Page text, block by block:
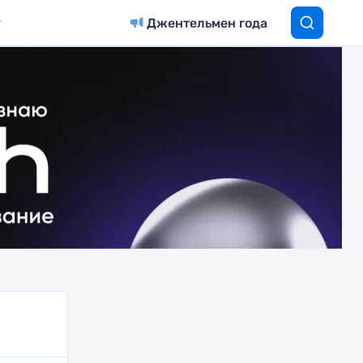
Джентельмен года